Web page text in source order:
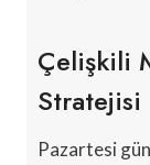
Çelişkili
Stratejisi
Pazartesi